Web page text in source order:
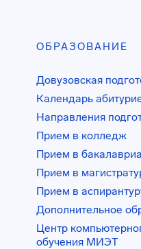
ОБРАЗОВАНИЕ
Довузовская
Календарь
Направления
Прием в колледж
Прием в
Прием в
Прием в
Дополнительное
Центр
обучения МИЭТ